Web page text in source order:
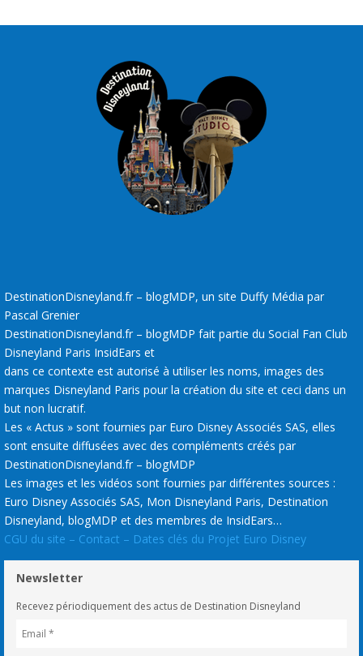
DestinationDisneyland.fr – blogMDP, un site Duffy Média par
Pascal Grenier
DestinationDisneyland.fr – blogMDP fait partie du Social Fan Club
Disneyland Paris InsidEars et
dans ce contexte est autorisé à utiliser les noms, images des
marques Disneyland Paris pour la création du site et ceci dans un
but non lucratif.
Les « Actus » sont fournies par Euro Disney Associés SAS, elles
sont ensuite diffusées avec des compléments créés par
DestinationDisneyland.fr – blogMDP
Les images et les vidéos sont fournies par différentes sources :
Euro Disney Associés SAS, Mon Disneyland Paris, Destination
Disneyland, blogMDP et des membres de InsidEars…
CGU du site – Contact – Dates clés du Projet Euro Disney
Newsletter
Recevez périodiquement des actus de Destination Disneyland